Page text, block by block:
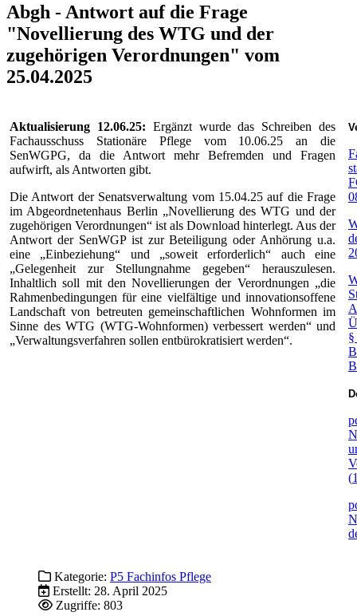
Abgh - Antwort auf die Frage
"Novellierung des WTG und der
zugehörigen Verordnungen" vom
25.04.2025
Aktualisierung 12.06.25: Ergänzt wurde das Schreiben des
Fachausschuss Stationäre Pflege vom 10.06.25 an die
SenWGPG, da die Antwort mehr Befremden und Fragen
aufwirft, als Antworten gibt.
Die Antwort der Senatsverwaltung vom 15.04.25 auf die Frage
im Abgeordnetenhaus Berlin „Novellierung des WTG und der
zugehörigen Verordnungen“ ist als Download hinterlegt. Aus der
Antwort der SenWGP ist zur Beteiligung oder Anhörung u.a.
eine „Einbeziehung“ und „soweit erforderlich“ auch eine
„Gelegenheit zur Stellungnahme gegeben“ herauszulesen.
Inhaltlich soll mit den Novellierungen der Verordnungen „die
Rahmenbedingungen für eine vielfältige und innovationsoffene
Landschaft von betreuten gemeinschaftlichen Wohnformen im
Sinne des WTG (WTG-Wohnformen) verbessert werden“ und
„Verwaltungsverfahren sollen entbürokratisiert werden“.
(
Kategorie: P5 Fachinfos Pflege
Erstellt: 28. April 2025
Zugriffe: 803